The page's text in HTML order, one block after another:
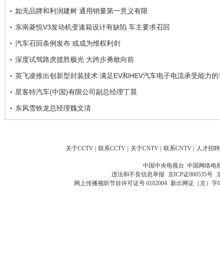
如无品牌和利润建树 通用销量第一意义有限
东南菱悦V3发动机变速箱设计有缺陷 车主要求召回
汽车召回条例发布 或成为维权利剑
深度试驾路虎揽胜极光 大跨步勇敢向前
英飞凌推出创新型封装技术 满足EV和HEV汽车电子电流承受能力
星客特汽车(中国)有限公司副总经理丁晨
东风雪铁龙总经理魏文清
关于CCTV | 联系CCTV | 关于CNTV | 联系CNTV | 人才招聘
中国中央电视台 中国网络电
违法和不良信息举报 京ICP证060535号
网上传播视听节目许可证号 0102004 新出网证（京）